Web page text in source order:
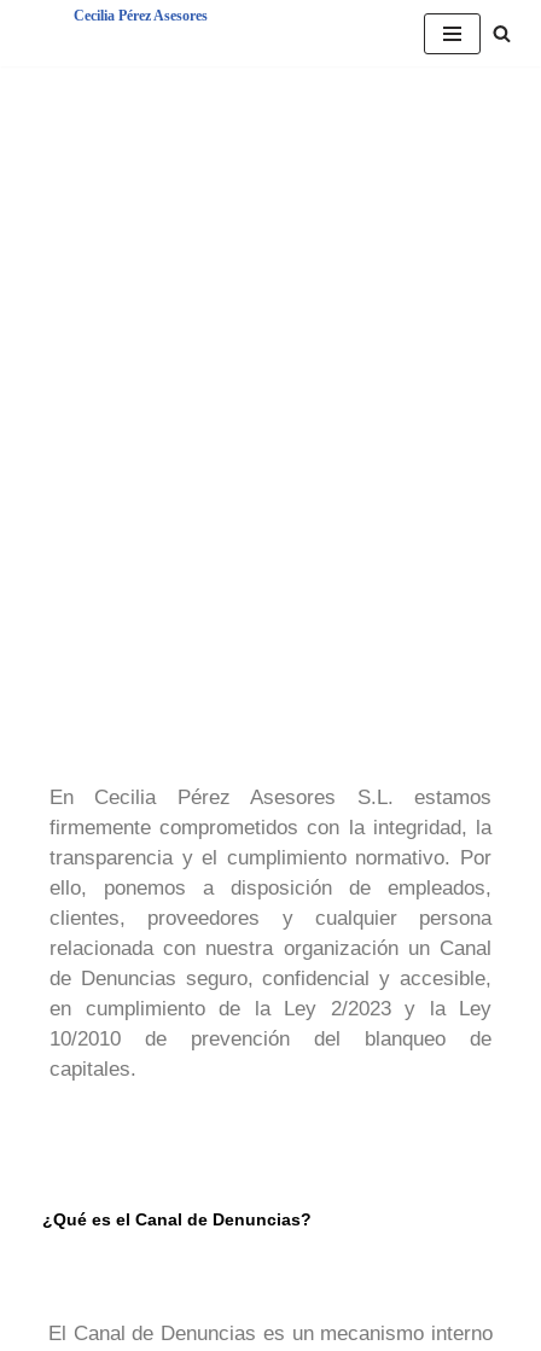
Cecilia Pérez Asesores
En Cecilia Pérez Asesores S.L. estamos
firmemente comprometidos con la integridad, la
transparencia y el cumplimiento normativo. Por
ello, ponemos a disposición de empleados,
clientes, proveedores y cualquier persona
relacionada con nuestra organización un Canal
de Denuncias seguro, confidencial y accesible,
en cumplimiento de la Ley 2/2023 y la Ley
10/2010 de prevención del blanqueo de
capitales.​
¿Qué es el Canal de Denuncias?
El Canal de Denuncias es un mecanismo interno